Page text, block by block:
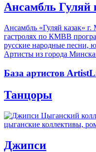
Ансамбль Гуляй
Ансамбль «Гуляй казак»
гастролях по КМВВ
русские народные песни,
Артисты из города
База артистов
Танцоры
цыганские коллективы,
Джипси